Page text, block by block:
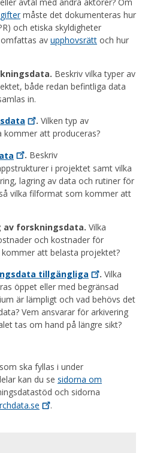
måste det dokumenteras hur
och etiska skyldigheter
av upphovsrätt och hur
Beskriv vilka typer av
både redan befintliga data
in.
. Vilken typ av
att produceras?
. Beskriv
i projektet samt vilka
lagring av data och rutiner för
vilka filformat som kommer att
av forskningsdata. Vilka
och kostnader för
att belasta projektet?
tillgängliga . Vilka
öppet eller med begränsad
är lämpligt och vad behövs det
Vem ansvarar för arkivering
tas om hand på längre sikt?
ska fyllas i under
kan du se sidorna om
och sidorna
.